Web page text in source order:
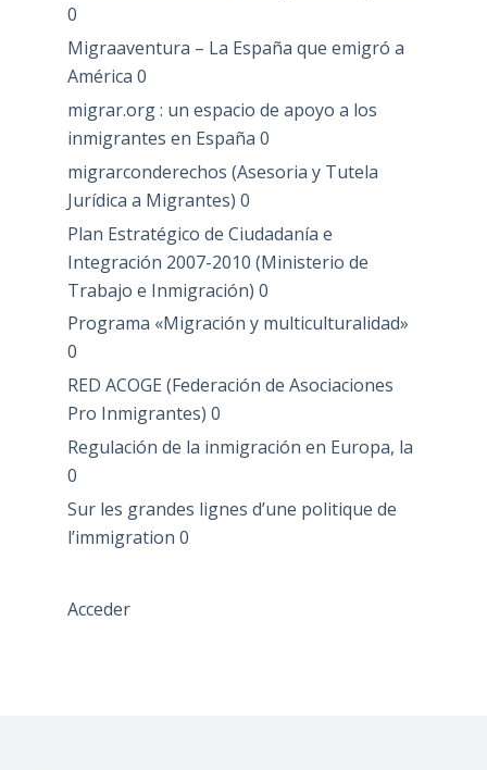
0
Migraaventura – La España que emigró a
América 0
migrar.org : un espacio de apoyo a los
inmigrantes en España 0
migrarconderechos (Asesoria y Tutela
Jurídica a Migrantes) 0
Plan Estratégico de Ciudadanía e
Integración 2007-2010 (Ministerio de
Trabajo e Inmigración) 0
Programa «Migración y multiculturalidad»
0
RED ACOGE (Federación de Asociaciones
Pro Inmigrantes) 0
Regulación de la inmigración en Europa, la
0
Sur les grandes lignes d’une politique de
l’immigration 0
Acceder